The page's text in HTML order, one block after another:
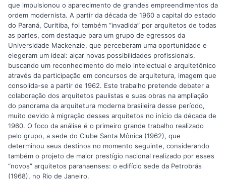
que impulsionou o aparecimento de grandes empreendimentos da
ordem modernista. A partir da década de 1960 a capital do estado
do Paraná, Curitiba, foi também “invadida” por arquitetos de todas
as partes, com destaque para um grupo de egressos da
Universidade Mackenzie, que perceberam uma oportunidade e
elegeram um ideal: alçar novas possibilidades profissionais,
buscando um reconhecimento do meio intelectual e arquitetônico
através da participação em concursos de arquitetura, imagem que
consolida-se a partir de 1962. Este trabalho pretende debater a
colaboração dos arquitetos paulistas e suas obras na ampliação
do panorama da arquitetura moderna brasileira desse período,
muito devido à migração desses arquitetos no início da década de
1960. O foco da análise é o primeiro grande trabalho realizado
pelo grupo, a sede do Clube Santa Mônica (1962), que
determinou seus destinos no momento seguinte, considerando
também o projeto de maior prestígio nacional realizado por esses
“novos” arquitetos paranaenses: o edifício sede da Petrobrás
(1968), no Rio de Janeiro.